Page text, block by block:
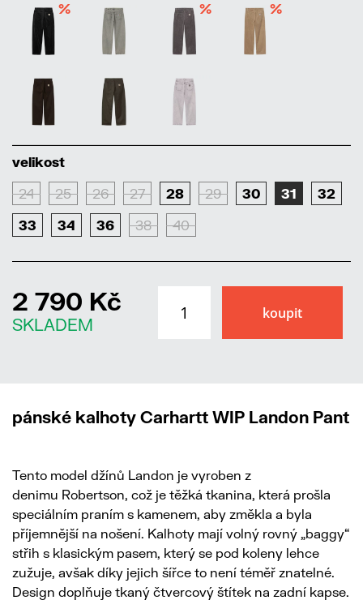
%
% %
velikost
24 25 26 27 28 29 30 31 32
33 34 36 38 40
2 790 Kč
SKLADEM
pánské kalhoty Carhartt WIP Landon Pant
Tento model džínů Landon je vyroben z
denimu Robertson, což je těžká tkanina, která prošla
speciálním praním s kamenem, aby změkla a byla
příjemnější na nošení. Kalhoty mají volný rovný „baggy“
střih s klasickým pasem, který se pod koleny lehce
zužuje, avšak díky jejich šířce to není téměř znatelné.
Design doplňuje tkaný čtvercový štítek na zadní kapse.